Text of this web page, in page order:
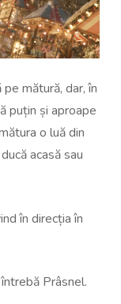
mătură, dar, în
puțin și aproape
o luă din
acasă sau
în direcția în
Prâsnel.